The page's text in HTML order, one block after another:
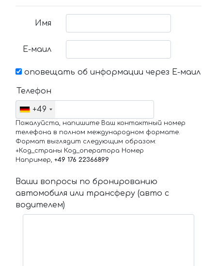
Имя
Е-маил
оповещать об информации через Е-маил
Телефон
+49
Пожалуйста, напишите Ваш контактный номер
телефона в полном международном формате.
Формат выглядит следующим образом:
+Код_страны Код_оператора Номер
Например, +49 176 22366899
Ваши вопросы по бронированию
автомобиля или трансферу (авто с
водителем)